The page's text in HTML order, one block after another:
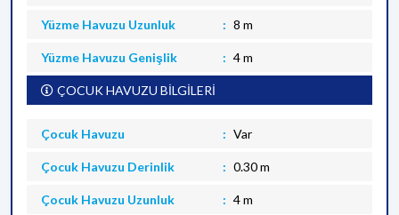
Yüzme Havuzu Uzunluk 8 m
Yüzme Havuzu Genişlik 4 m
ÇOCUK HAVUZU BİLGİLERİ
Çocuk Havuzu Var
Çocuk Havuzu Derinlik 0.30 m
Çocuk Havuzu Uzunluk 4 m